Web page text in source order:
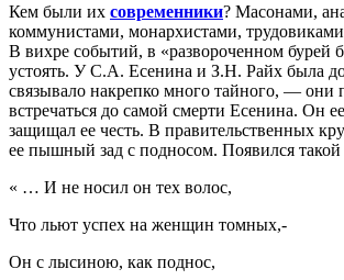
Кем были их современники? Масонами,
коммунистами, монархистами,
В вихре событий, в «развороченном бурей
устоять. У С.А. Есенина и З.Н. Райх была
связывало накрепко много тайного, — они
встречаться до самой смерти Есенина. Он
защищал ее честь. В правительственных
ее пышный зад с подносом. Появился такой
« … И не носил он тех волос,
Что льют успех на женщин томных,-
Он с лысиною, как поднос,